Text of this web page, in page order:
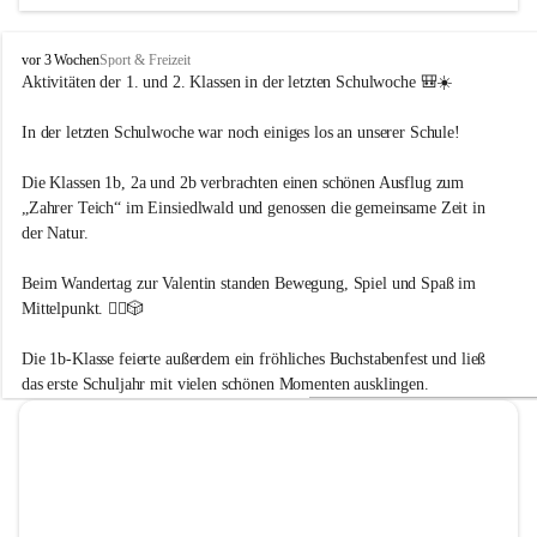
Freude am gemeinsamen Lernen.
Umweltbewusstsein – Verantwortung für unsere Zukunft
Wir fördern ein achtsames und nachhaltiges Denken und
Handeln.
Die Kinder lernen, ihre Umwelt bewusst wahrzunehmen, zu
schützen und Verantwortung für Natur und Mitmenschen zu
übernehmen. Durch Projekte, Naturerfahrungen und einen
Verständnis für ökologische Zusammenhänge und
nachhaltige Lebensweisen.
V
S
ö
c
h
a
h
-
M
u
t
h
vor 3 WochenSport & Freizeit
Aktivitäten der 1. und 2. Klassen in der letzten Schulwoche 🎒☀️
In der letzten Schulwoche war noch einiges los an unserer Schule!
Die Klassen 1b, 2a und 2b verbrachten einen schönen Ausflug zum
„Zahrer Teich“ im Einsiedlwald und genossen die gemeinsame Zeit in
der Natur.
Beim Wandertag zur Valentin standen Bewegung, Spiel und Spaß im
Mittelpunkt. 🚶‍♀️🎲
Die 1b-Klasse feierte außerdem ein fröhliches Buchstabenfest und ließ
das erste Schuljahr mit vielen schönen Momenten ausklingen.